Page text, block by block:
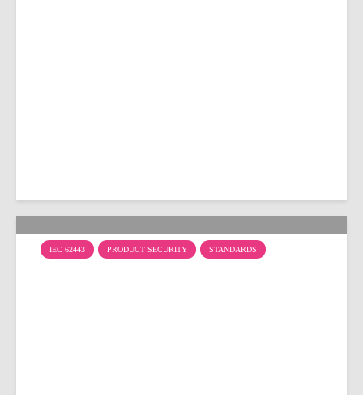
IEC 62443 PRODUCT SECURITY STANDARDS